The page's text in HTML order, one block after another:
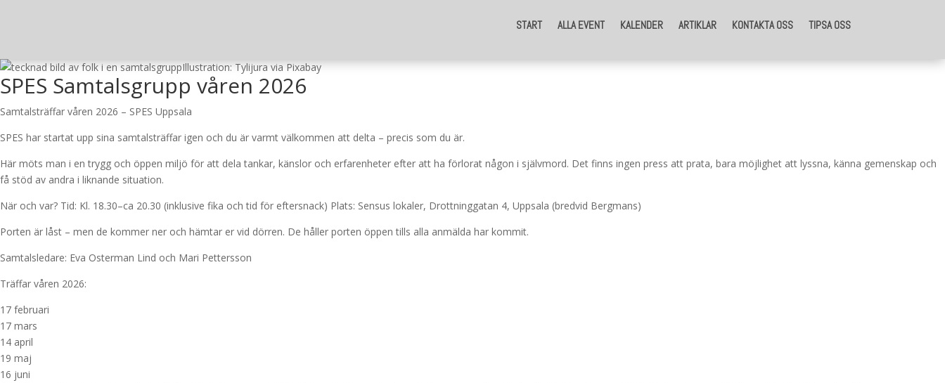
START ALLA EVENT KALENDER ARTIKLAR KONTAKTA OSS TIPSA OSS
Illustration: Tylijura via Pixabay
SPES Samtalsgrupp våren 2026
Samtalsträffar våren 2026 – SPES Uppsala
SPES har startat upp sina samtalsträffar igen och du är varmt välkommen att delta – precis som du är.
Här möts man i en trygg och öppen miljö för att dela tankar, känslor och erfarenheter efter att ha förlorat någon i självmord. Det finns ingen press att prata, bara möjlighet att lyssna, känna gemenskap och
få stöd av andra i liknande situation.
När och var? Tid: Kl. 18.30–ca 20.30 (inklusive fika och tid för eftersnack) Plats: Sensus lokaler, Drottninggatan 4, Uppsala (bredvid Bergmans)
Porten är låst – men de kommer ner och hämtar er vid dörren. De håller porten öppen tills alla anmälda har kommit.
Samtalsledare: Eva Osterman Lind och Mari Pettersson
Träffar våren 2026:
17 februari
17 mars
14 april
19 maj
16 juni